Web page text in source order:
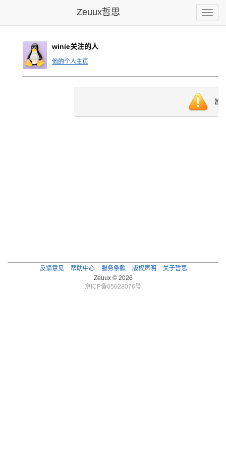
Toggle
Zeuux哲思
winie关注的人
他的个人主页
暂
反馈意见 帮助中心 服务条款 版权声明
关于哲思
Zeuux © 2026
京ICP备05028076号